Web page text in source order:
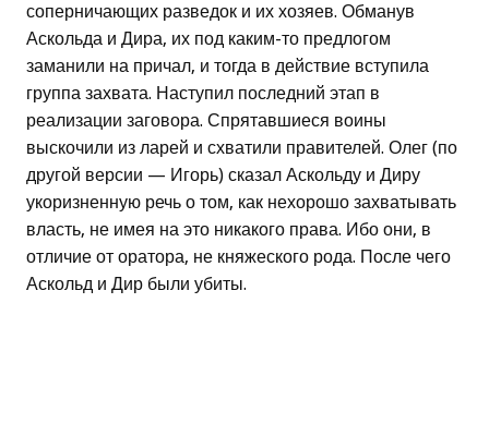
соперничающих разведок и их хозяев. Обманув
Аскольда и Дира, их под каким-то предлогом
заманили на причал, и тогда в действие вступила
группа захвата. Наступил последний этап в
реализации заговора. Спрятавшиеся воины
выскочили из ларей и схватили правителей. Олег (по
другой версии — Игорь) сказал Аскольду и Диру
укоризненную речь о том, как нехорошо захватывать
власть, не имея на это никакого права. Ибо они, в
отличие от оратора, не княжеского рода. После чего
Аскольд и Дир были убиты.